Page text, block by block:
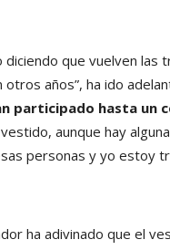
diciendo que vuelven las
otros años”, ha ido
participado hasta un
aunque hay
personas y yo estoy
ha adivinado que el